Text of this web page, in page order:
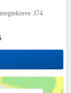
374